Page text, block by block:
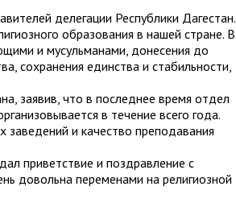
делегации Республики Дагестан.
образования в нашей стране. В
и мусульманами, донесения до
сохранения единства и стабильности,
заявив, что в последнее время отдел
в течение всего года.
заведений и качество преподавания
приветствие и поздравление с
довольна переменами на религиозной